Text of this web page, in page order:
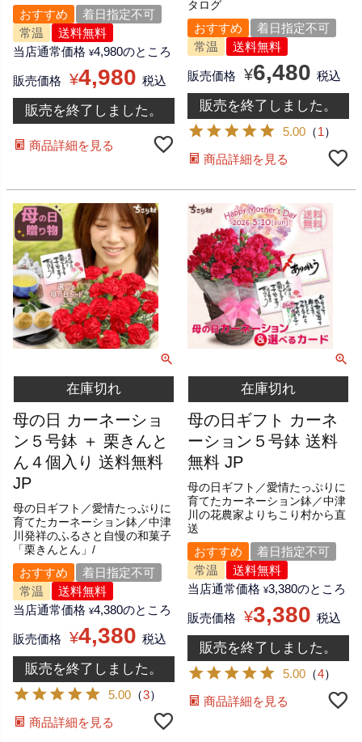
おすすめ
着日指定不可
常温
送料無料
当店通常価格 ¥4,980のところ
販売価格 ¥4,980 税込
販売を終了しました。
商品詳細を見る
タログ
おすすめ
着日指定不可
常温
送料無料
販売価格 ¥6,480 税込
販売を終了しました。
5.00 （1）
商品詳細を見る
在庫切れ
母の日ギフト／愛情たっぷりに
育てたカーネーション鉢／中津
川発祥のふるさと自慢の和菓子
「栗きんとん」/
母の日 カーネーショ
ン５号鉢 ＋ 栗きんと
ん４個入り 送料無料
JP
おすすめ
着日指定不可
常温
送料無料
当店通常価格 ¥4,380のところ
販売価格 ¥4,380 税込
販売を終了しました。
5.00 （3）
商品詳細を見る
在庫切れ
母の日ギフト／愛情たっぷりに
育てたカーネーション鉢／中津
川の花農家よりちこり村から直
送
母の日ギフト カーネ
ーション５号鉢 送料
無料 JP
おすすめ
着日指定不可
常温
送料無料
当店通常価格 ¥3,380のところ
販売価格 ¥3,380 税込
販売を終了しました。
5.00 （4）
商品詳細を見る